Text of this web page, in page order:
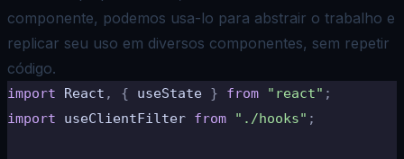
componente, podemos usa-lo para abstrair o trabalho e
replicar seu uso em diversos componentes, sem repetir
código.
import React , { useState } from "react" ;
import useClientFilter from "./hooks" ;